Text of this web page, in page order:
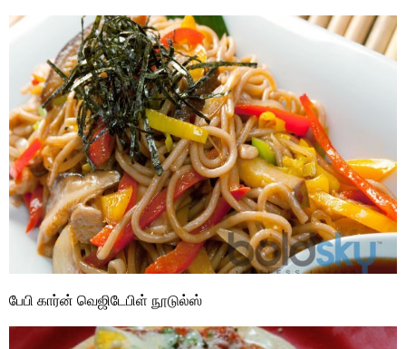
பேபி கார்ன் வெஜிடேபிள் நூடுல்ஸ்